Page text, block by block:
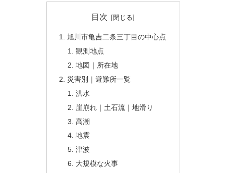
目次
旭川市亀吉二条三丁目の中心点
観測地点
地図｜所在地
災害別｜避難所一覧
洪水
崖崩れ｜土石流｜地滑り
高潮
地震
津波
大規模な火事